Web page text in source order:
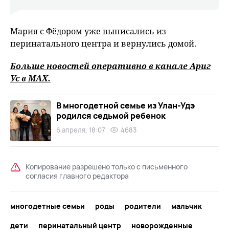
Мария с Фёдором уже выписались из
перинатального центра и вернулись домой.
Больше новостей оперативно в канале Ариг
Ус вMAХ.
В многодетной семье из Улан-Удэ
родился седьмой ребенок
6 апреля, 18:07 4683
Копирование разрешено только с письменного
согласия главного редактора
многодетные семьи роды родители
мальчик
дети
перинатальный центр новорожденные